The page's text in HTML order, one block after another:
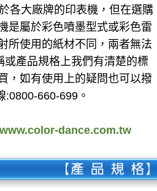
大廠牌的印表機，但在選購
是屬於彩色噴墨型式或彩色雷
所使用的紙材不同，兩者無法
產品規格上我們有清楚的標
，如有使用上的疑問也可以撥
:0800-660-699。
dance.com.tw